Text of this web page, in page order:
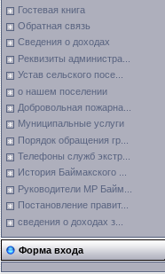
Гостевая книга
Обратная связь
Сведения о доходах
Реквизиты администра...
Устав сельского посе...
о нашем поселении
Добровольная пожарна...
Муниципальные услуги
Порядок обращения гр...
Телефоны служб экстр...
История Баймакского ...
Руководители МР Байм...
Постановление правит...
сведения о доходах з...
Форма входа